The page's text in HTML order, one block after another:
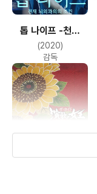
톱 나이프 -천재
뇌외과의의 조건-
(2020)
감독